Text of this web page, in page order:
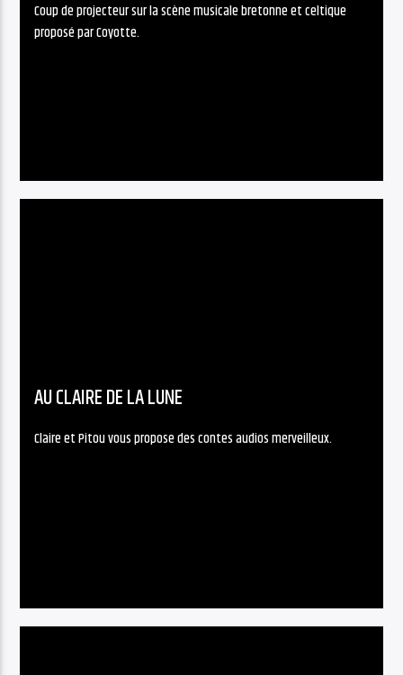
Coup de projecteur sur la scène musicale bretonne et celtique
proposé par Coyotte.
AU CLAIRE DE LA LUNE
Claire et Pitou vous propose des contes audios merveilleux.